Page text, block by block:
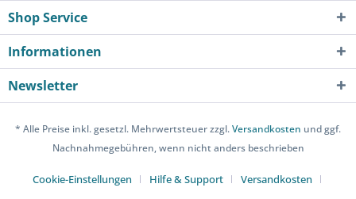
Shop Service
Informationen
Newsletter
* Alle Preise inkl. gesetzl. Mehrwertsteuer zzgl.Versandkosten und ggf.
Nachnahmegebühren, wenn nicht anders beschrieben
Cookie-Einstellungen Hilfe & Support Versandkosten